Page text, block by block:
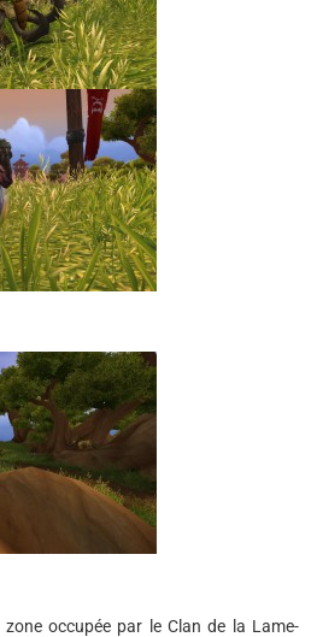
occupée par le Clan de la Lame-